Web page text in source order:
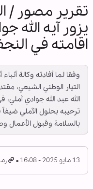
تقرير مصور /
يزور آيه الله
اقامته في
وفقا لما أفادته وكالة
التيار الوطني الشيعي،
الله عبد الله جوادي
ترحيبه بحلول الآملي ضيفاً
بالسلامة وقبول الأعمال
13 مايو 2025 - 16:08